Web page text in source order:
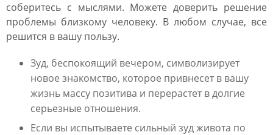
соберитесь с мыслями. Можете доверить решение
проблемы близкому человеку. В любом случае, все
решится в вашу пользу.
Зуд, беспокоящий вечером, символизирует
новое знакомство, которое привнесет в вашу
жизнь массу позитива и перерастет в долгие
серьезные отношения.
Если вы испытываете сильный зуд живота по